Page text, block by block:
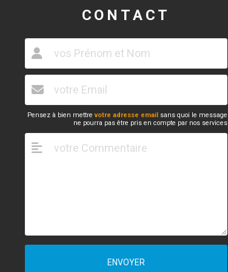
CONTACT
Pensez à bien mettrevotre adresse email sans quoi le message
ne pourra pas être pris en compte par nos services
ENVOYER